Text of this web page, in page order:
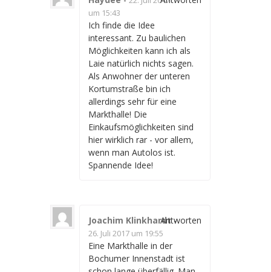
um 15:43
Ich finde die Idee
interessant. Zu baulichen
Möglichkeiten kann ich als
Laie natürlich nichts sagen.
Als Anwohner der unteren
Kortumstraße bin ich
allerdings sehr für eine
Markthalle! Die
Einkaufsmöglichkeiten sind
hier wirklich rar - vor allem,
wenn man Autolos ist.
Spannende Idee!
Joachim Klinkhardt-
26. Juli 2017 um 19:55
Eine Markthalle in der
Bochumer Innenstadt ist
Antworten